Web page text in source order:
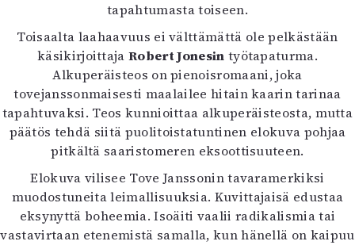
tapahtumasta toiseen.
Toisaalta laahaavuus ei välttämättä ole pelkästään
käsikirjoittajaRobert Jonesin työtapaturma.
Alkuperäisteos on pienoisromaani, joka
tovejanssonmaisesti maalailee hitain kaarin tarinaa
tapahtuvaksi. Teos kunnioittaa alkuperäisteosta, mutta
päätös tehdä siitä puolitoistatuntinen elokuva pohjaa
pitkältä saaristomeren eksoottisuuteen.
Elokuva vilisee Tove Janssonin tavaramerkiksi
muodostuneita leimallisuuksia. Kuvittajaisä edustaa
eksynyttä boheemia. Isoäiti vaalii radikalismia tai
vastavirtaan etenemistä samalla, kun hänellä on kaipuu